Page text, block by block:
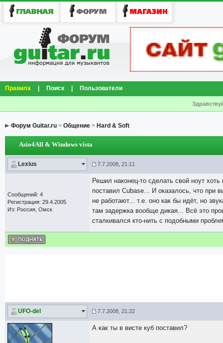
Правила Поиск Пользователи
Форум Guitar.ru > Общение > Hard & Soft
Asio4All & Windows vista
Lexius 7.7.2008, 21:11
Сообщений: 4
Регистрация: 29.4.2005
Из: Россия, Омск
Решил наконец-то сделать свой ноут
поставил Cubase... И оказалось, что при
не работают... т.е. оно как бы идёт, но
там задержка вообще дикая... Всё это
сталкивался кто-нить с подобными
UFO-del 7.7.2008, 21:22
А как ты в висте куб поставил?